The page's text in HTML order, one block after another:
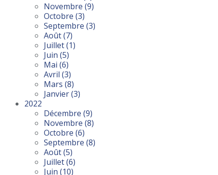
Novembre (9)
Octobre (3)
Septembre (3)
Août(7)
Juillet(1)
Juin (5)
Mai (6)
Avril (3)
Mars (8)
Janvier(3)
2022
Décembre (9)
Novembre (8)
Octobre (6)
Septembre (8)
Août(5)
Juillet(6)
Juin (10)